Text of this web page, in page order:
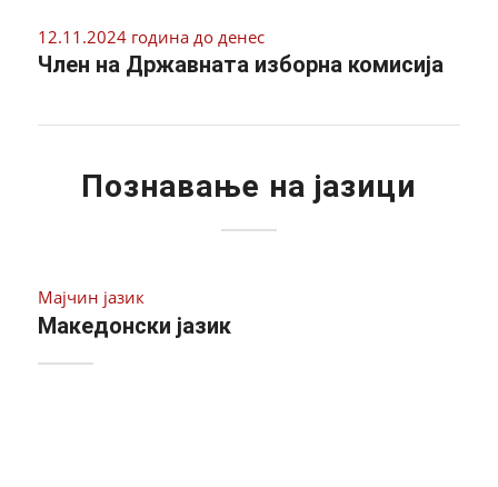
12.11.2024 година до денес
Член на Државната изборна комисија
Познавање на јазици
Мајчин јазик
Македонски јазик